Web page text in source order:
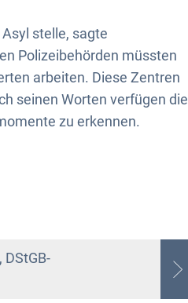
stelle, sagte
Polizeibehörden müssten
arbeiten. Diese Zentren
seinen Worten verfügen die
zu erkennen.